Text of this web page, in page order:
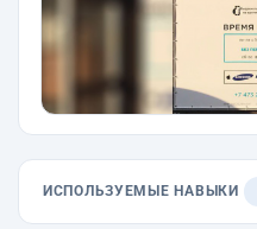
ИСПОЛЬЗУЕМЫЕ НАВЫКИ